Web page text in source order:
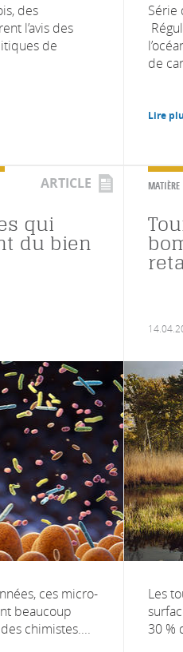
des
l’avis des
de
Série
de
Lire
ARTICLE
qui
du bien
ces micro-
beaucoup
chimistes....
MATIÈRE
Les
30 %